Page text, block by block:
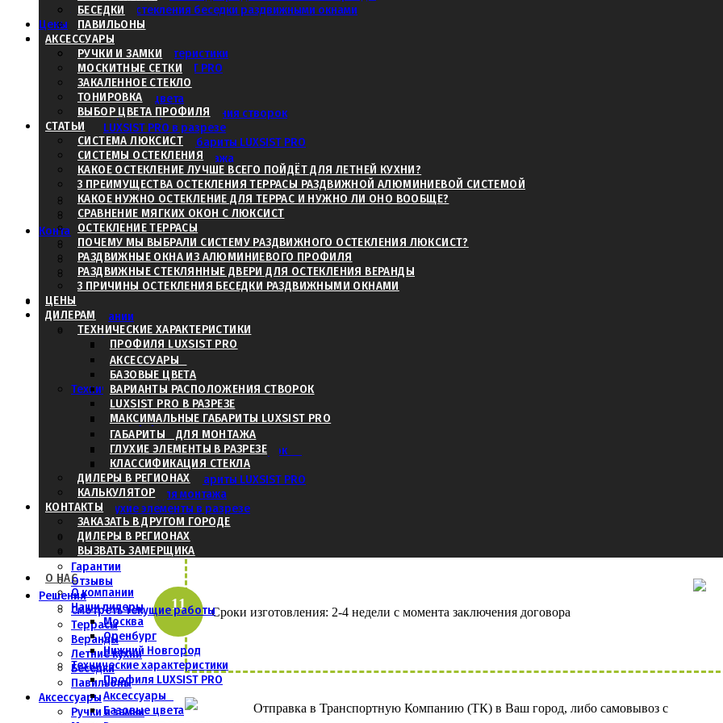
3 причины остекления беседки раздвижными окнами
Цены
Дилерам
Технические характеристики
Профиля LUXSIST PRO
Аксессуары
Базовые цвета
Варианты расположения створок
LUXSIST PRO в разрезе
Максимальные габариты LUXSIST PRO
Габариты для монтажа
Глухие элементы в разрезе
Классификация стекла
Дилеры в регионах
Калькулятор
Контакты
Заказать в другом городе
Дилеры в регионах
Вызвать замерщика
О нас
О компании
Наши дилеры
Москва
Оренбург
Нижний Новгород
Технические характеристики
Профиля LUXSIST PRO
Аксессуары
Базовые цвета
Варианты расположения створок
LUXSIST PRO в разрезе
Максимальные габариты LUXSIST PRO
Габариты для монтажа
Глухие элементы в разрезе
Классификация стекла
Этапы работы
Безопасность
Гарантии
Отзывы
Решения
Смотреть текущие работы
Террасы
Веранды
Летние кухни
Беседки
Павильоны
Аксессуары
Ручки и замки
БЕСЕДКИ
ПАВИЛЬОНЫ
АКСЕССУАРЫ
РУЧКИ И ЗАМКИ
МОСКИТНЫЕ СЕТКИ
ЗАКАЛЕННОЕ СТЕКЛО
ТОНИРОВКА
ВЫБОР ЦВЕТА ПРОФИЛЯ
СТАТЬИ
СИСТЕМА ЛЮКСИСТ
СИСТЕМЫ ОСТЕКЛЕНИЯ
КАКОЕ ОСТЕКЛЕНИЕ ЛУЧШЕ ВСЕГО ПОЙДЁТ ДЛЯ ЛЕТНЕЙ КУХНИ?
3 ПРЕИМУЩЕСТВА ОСТЕКЛЕНИЯ ТЕРРАСЫ РАЗДВИЖНОЙ АЛЮМИНИЕВОЙ СИСТЕМОЙ
КАКОЕ НУЖНО ОСТЕКЛЕНИЕ ДЛЯ ТЕРРАС И НУЖНО ЛИ ОНО ВООБЩЕ?
СРАВНЕНИЕ МЯГКИХ ОКОН С ЛЮКСИСТ
ОСТЕКЛЕНИЕ ТЕРРАСЫ
ПОЧЕМУ МЫ ВЫБРАЛИ СИСТЕМУ РАЗДВИЖНОГО ОСТЕКЛЕНИЯ ЛЮКСИСТ?
РАЗДВИЖНЫЕ ОКНА ИЗ АЛЮМИНИЕВОГО ПРОФИЛЯ
РАЗДВИЖНЫЕ СТЕКЛЯННЫЕ ДВЕРИ ДЛЯ ОСТЕКЛЕНИЯ ВЕРАНДЫ
3 ПРИЧИНЫ ОСТЕКЛЕНИЯ БЕСЕДКИ РАЗДВИЖНЫМИ ОКНАМИ
ЦЕНЫ
ДИЛЕРАМ
ТЕХНИЧЕСКИЕ ХАРАКТЕРИСТИКИ
ПРОФИЛЯ LUXSIST PRO
АКСЕССУАРЫ
БАЗОВЫЕ ЦВЕТА
ВАРИАНТЫ РАСПОЛОЖЕНИЯ СТВОРОК
LUXSIST PRO В РАЗРЕЗЕ
МАКСИМАЛЬНЫЕ ГАБАРИТЫ LUXSIST PRO
ГАБАРИТЫ ДЛЯ МОНТАЖА
ГЛУХИЕ ЭЛЕМЕНТЫ В РАЗРЕЗЕ
КЛАССИФИКАЦИЯ СТЕКЛА
ДИЛЕРЫ В РЕГИОНАХ
КАЛЬКУЛЯТОР
КОНТАКТЫ
ЗАКАЗАТЬ В ДРУГОМ ГОРОДЕ
ДИЛЕРЫ В РЕГИОНАХ
ВЫЗВАТЬ ЗАМЕРЩИКА
О НАС
О компании
Наши дилеры
Москва
Оренбург
Нижний Новгород
Технические характеристики
Профиля LUXSIST PRO
Аксессуары
Базовые цвета
Согласовать чертежи и проект Вашей будущей террасы
Определиться с доставкой:
- Через Транспортную Компанию (ТК)
- Самовывоз из Москвы
Получить консультацию и заполнить замерный лист
Произвести предоплату от 50 до 80%
Сроки изготовления: 2-4 недели с момента заключения договора
Отправка в Транспортную Компанию (ТК) в Ваш город, либо самовывоз с